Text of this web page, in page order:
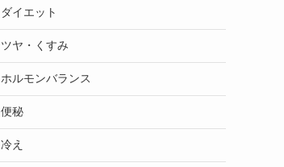
ダイエット
ツヤ・くすみ
ホルモンバランス
便秘
冷え